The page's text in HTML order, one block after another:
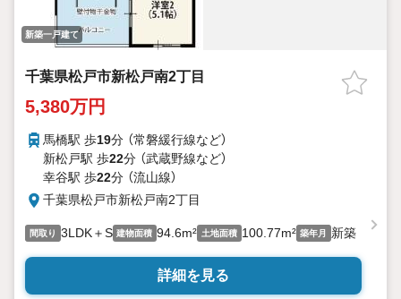
新築一戸建て
千葉県松戸市新松戸南2丁目
5,380万円
馬橋駅 歩19分 （常磐緩行線など）
新松戸駅 歩22分 （武蔵野線など）
幸谷駅 歩22分 （流山線）
千葉県松戸市新松戸南2丁目
間取り 3LDK＋S 建物面積 94.6m² 土地面積 100.77m² 築年月 新築
詳細を見る